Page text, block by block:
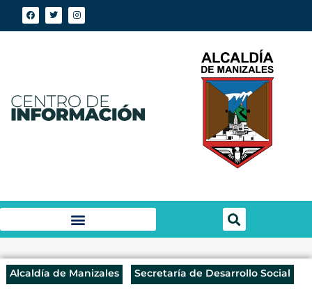
Alcaldía de Manizales Secretaría de Desarrollo Social